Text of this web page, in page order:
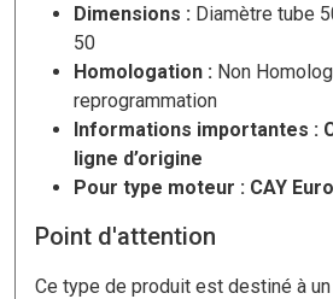
Dimensions : Diamètre tube
50
Homologation : Non
reprogrammation
Informations importantes :
ligne d’origine
Pour type moteur : CAY
Point d'attention
Ce type de produit est destiné à